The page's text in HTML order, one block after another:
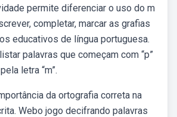
permite diferenciar o uso do m
completar, marcar as grafias
educativos de língua portuguesa.
palavras que começam com “p”
letra “m”.
da ortografia correta na
Webo jogo decifrando palavras